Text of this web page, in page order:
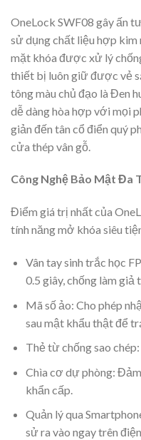
OneLock SWF08 gây ấn
sử dụng chất liệu hợp kim
mặt khóa được xử lý
thiết bị luôn giữ được vẻ
tông màu chủ đạo là Đen
dễ dàng hòa hợp với mọi
giản đến tân cổ điển quý
cửa thép vân gỗ.
Công Nghệ Bảo Mật Đa
Điểm giá trị nhất của
tính năng mở khóa siêu
Vân tay sinh trắc học
0.5 giây, chống làm giả
Mã số ảo: Cho phép
sau mật khẩu thật để
Thẻ từ chống sao
Chìa cơ dự phòng:
khẩn cấp.
Quản lý qua
sử ra vào ngay trên